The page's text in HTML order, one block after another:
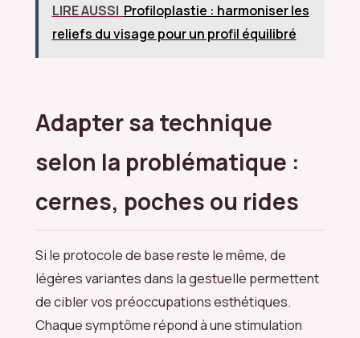
LIRE AUSSI Profiloplastie : harmoniser les
reliefs du visage pour un profil équilibré
Adapter sa technique
selon la problématique :
cernes, poches ou rides
Si le protocole de base reste le même, de
légères variantes dans la gestuelle permettent
de cibler vos préoccupations esthétiques.
Chaque symptôme répond à une stimulation